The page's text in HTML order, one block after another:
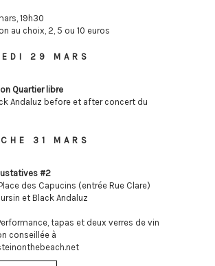
19h30
au choix, 2, 5 ou 10 euros
29 MARS
Quartier libre
Andaluz before et after concert du
31 MARS
#2
des Capucins (entrée Rue Clare)
et Black Andaluz
tapas et deux verres de vin
conseillée à